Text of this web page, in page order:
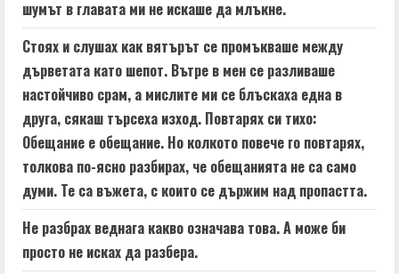
шумът в главата ми не искаше да млъкне.
Стоях и слушах как вятърът се промъкваше между
дърветата като шепот. Вътре в мен се разливаше
настойчиво срам, а мислите ми се блъскаха една в
друга, сякаш търсеха изход. Повтарях си тихо:
Обещание е обещание. Но колкото повече го повтарях,
толкова по-ясно разбирах, че обещанията не са само
думи. Те са въжета, с които се държим над пропастта.
Не разбрах веднага какво означава това. А може би
просто не исках да разбера.